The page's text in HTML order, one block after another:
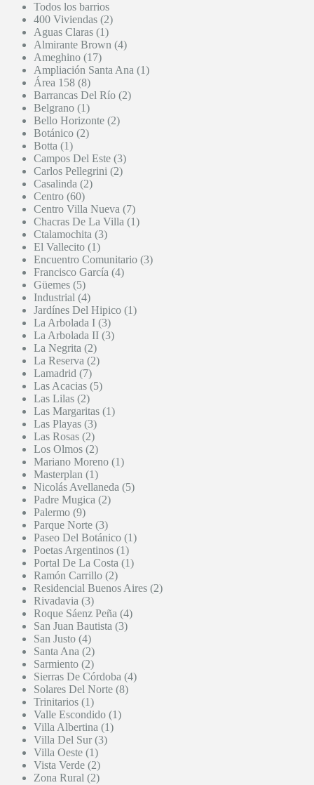
Todos los barrios
400 Viviendas (2)
Aguas Claras (1)
Almirante Brown (4)
Ameghino (17)
Ampliación Santa Ana (1)
Área 158 (8)
Barrancas Del Río (2)
Belgrano (1)
Bello Horizonte (2)
Botánico (2)
Botta (1)
Campos Del Este (3)
Carlos Pellegrini (2)
Casalinda (2)
Centro (60)
Centro Villa Nueva (7)
Chacras De La Villa (1)
Ctalamochita (3)
El Vallecito (1)
Encuentro Comunitario (3)
Francisco García (4)
Güemes (5)
Industrial (4)
Jardínes Del Hipico (1)
La Arbolada I (3)
La Arbolada II (3)
La Negrita (2)
La Reserva (2)
Lamadrid (7)
Las Acacias (5)
Las Lilas (2)
Las Margaritas (1)
Las Playas (3)
Las Rosas (2)
Los Olmos (2)
Mariano Moreno (1)
Masterplan (1)
Nicolás Avellaneda (5)
Padre Mugica (2)
Palermo (9)
Parque Norte (3)
Paseo Del Botánico (1)
Poetas Argentinos (1)
Portal De La Costa (1)
Ramón Carrillo (2)
Residencial Buenos Aires (2)
Rivadavia (3)
Roque Sáenz Peña (4)
San Juan Bautista (3)
San Justo (4)
Santa Ana (2)
Sarmiento (2)
Sierras De Córdoba (4)
Solares Del Norte (8)
Trinitarios (1)
Valle Escondido (1)
Villa Albertina (1)
Villa Del Sur (3)
Villa Oeste (1)
Vista Verde (2)
Zona Rural (2)